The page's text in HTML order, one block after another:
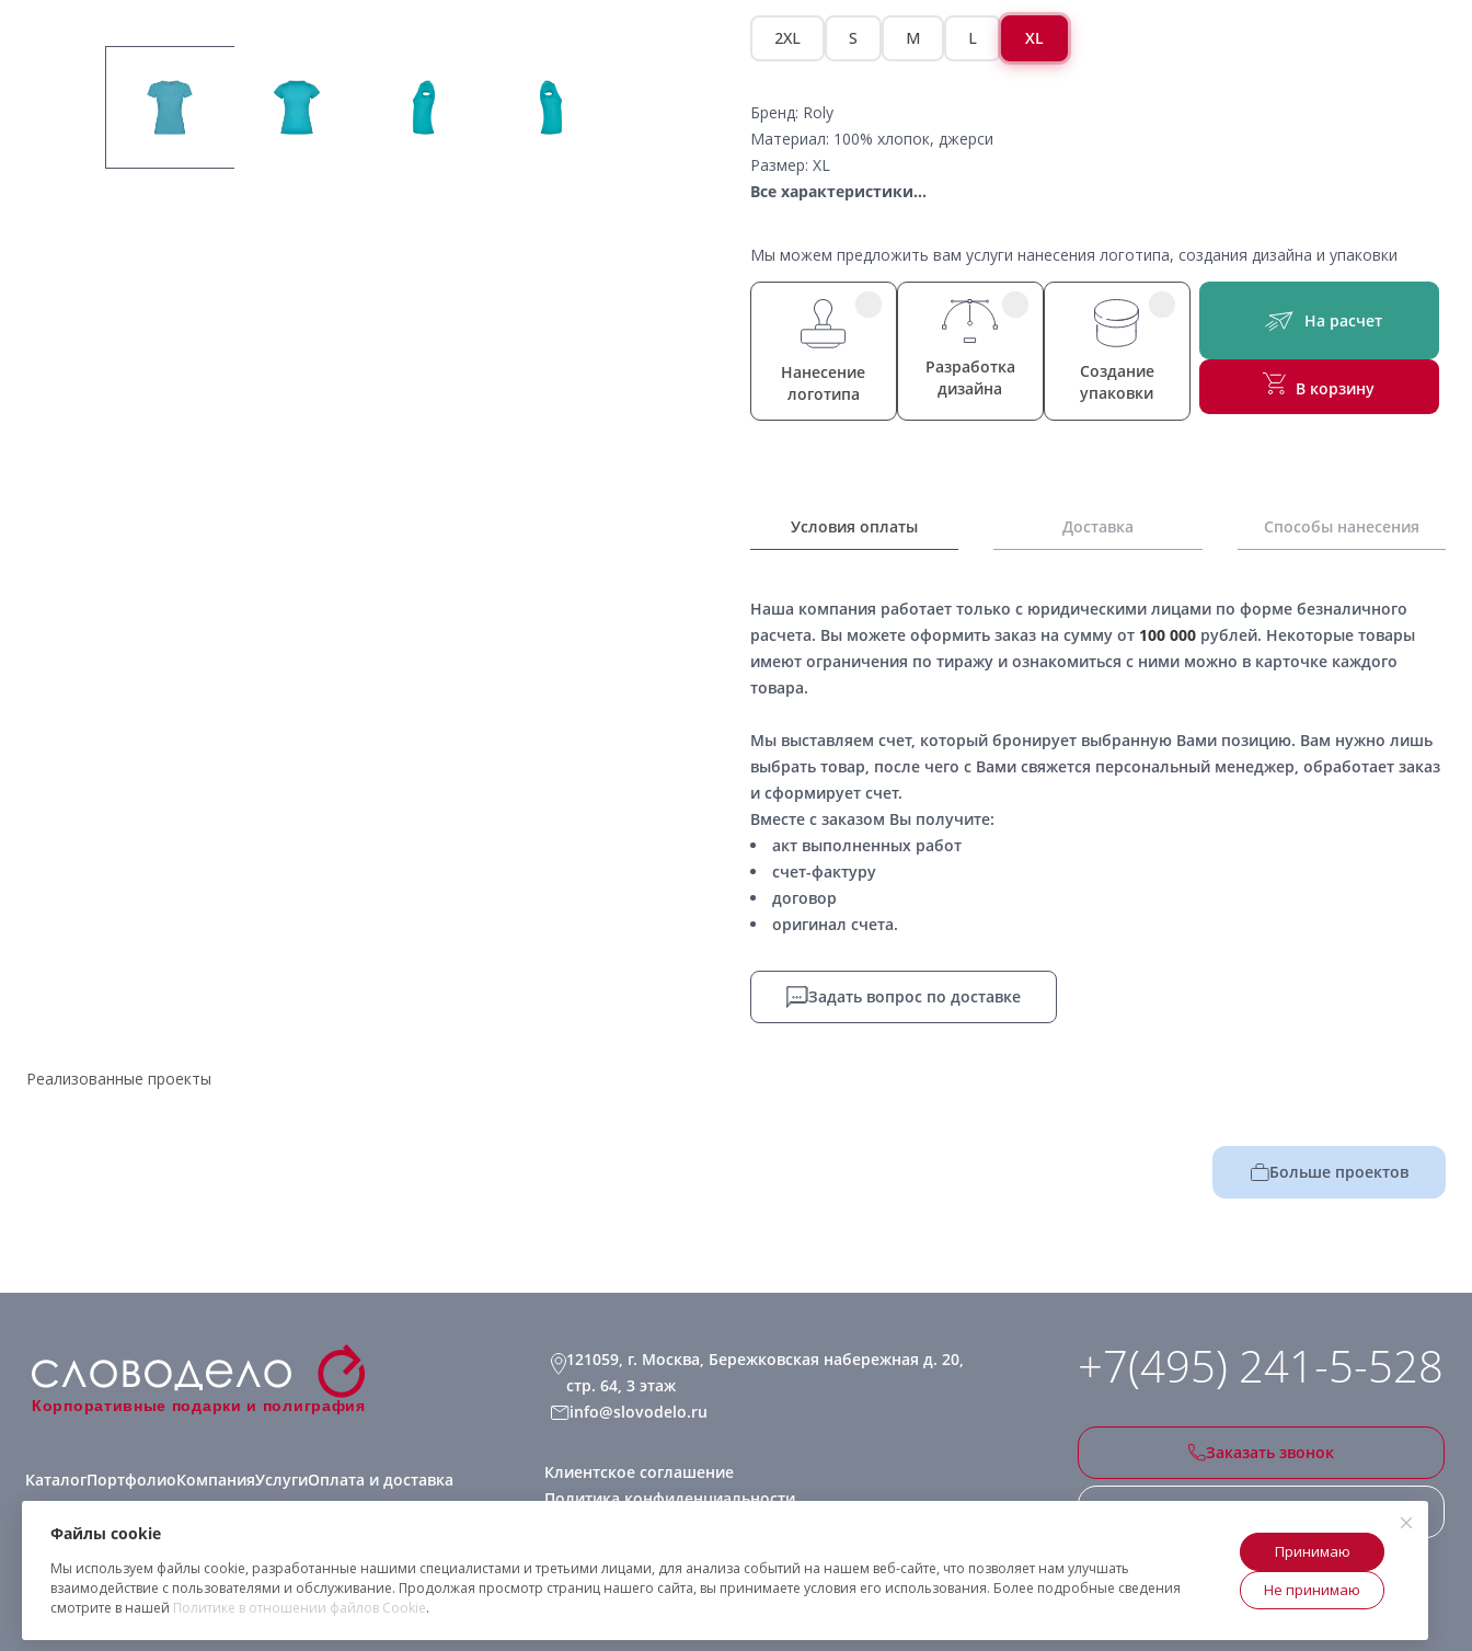
2XL S M L XL
Бренд: Roly
Материал: 100% хлопок, джерси
Размер: XL
Все характеристики...
Мы можем предложить вам услуги нанесения логотипа, создания дизайна и упаковки
Нанесение
логотипа
Разработка
дизайна
Создание
упаковки
На расчет
В корзину
Условия оплаты Доставка Способы нанесения
Наша компания работает только с юридическими лицами по форме безналичного
расчета. Вы можете оформить заказ на сумму от 100 000рублей. Некоторые товары
имеют ограничения по тиражу и ознакомиться с ними можно в карточке каждого
товара.
Мы выставляем счет, который бронирует выбранную Вами позицию. Вам нужно лишь
выбрать товар, после чего с Вами свяжется персональный менеджер, обработает заказ
и сформирует счет.
Вместе с заказом Вы получите:
акт выполненных работ
счет-фактуру
договор
оригинал счета.
Задать вопрос по доставке
Реализованные проекты
Больше проектов
Корпоративные подарки и полиграфия
КаталогПортфолиоКомпанияУслугиОплата и доставка
Виды нанесения
121059, г. Москва, Бережковская набережная д. 20,
стр. 64, 3 этаж
info@slovodelo.ru
+7(495) 241-5-528
Заказать звонок
Клиентское соглашение
Политика конфиденциальности
Файлы cookie
Мы используем файлы cookie, разработанные нашими специалистами и третьими лицами, для анализа событий на нашем веб-сайте, что позволяет нам улучшать
взаимодействие с пользователями и обслуживание. Продолжая просмотр страниц нашего сайта, вы принимаете условия его использования. Более подробные сведения
смотрите в нашей Политике в отношении файлов Cookie.
Принимаю
Не принимаю